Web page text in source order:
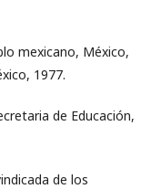
mexicano, México,
1977.
de Educación,
de los